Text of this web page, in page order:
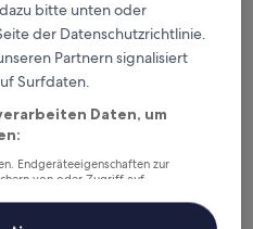
bitte unten oder
der Datenschutzrichtlinie.
Partnern signalisiert
Surfdaten.
Daten, um
Endgeräteeigenschaften zur
von oder Zugriff auf
und der Performance von Inhalten,
und Verbesserung von